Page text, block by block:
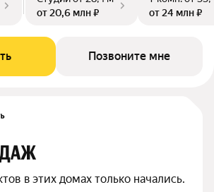
от 20,6 млн ₽
от 24 млн ₽
Позвоните мне
в этих домах только начались.